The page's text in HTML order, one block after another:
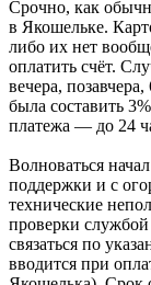
Срочно, как
в Якошельке.
либо их нет
оплатить счёт.
вечера,
была составить
платежа — до 24
Волноваться
поддержки и с
технические
проверки
связаться по
вводится при